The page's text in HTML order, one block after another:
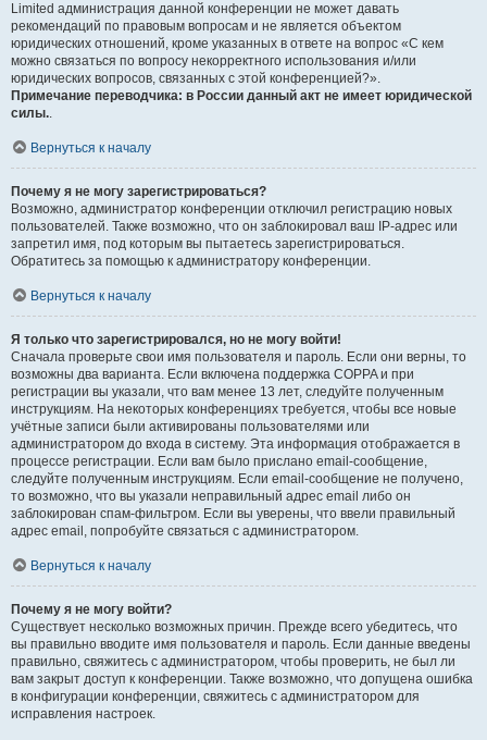
Limited администрация данной конференции не может давать
рекомендаций по правовым вопросам и не является объектом
юридических отношений, кроме указанных в ответе на вопрос «С кем
можно связаться по вопросу некорректного использования и/или
юридических вопросов, связанных с этой конференцией?».
Примечание переводчика: в России данный акт не имеет юридической
силы..
Вернуться к началу
Почему я не могу зарегистрироваться?
Возможно, администратор конференции отключил регистрацию новых
пользователей. Также возможно, что он заблокировал ваш IP-адрес или
запретил имя, под которым вы пытаетесь зарегистрироваться.
Обратитесь за помощью к администратору конференции.
Вернуться к началу
Я только что зарегистрировался, но не могу войти!
Сначала проверьте свои имя пользователя и пароль. Если они верны, то
возможны два варианта. Если включена поддержка COPPA и при
регистрации вы указали, что вам менее 13 лет, следуйте полученным
инструкциям. На некоторых конференциях требуется, чтобы все новые
учётные записи были активированы пользователями или
администратором до входа в систему. Эта информация отображается в
процессе регистрации. Если вам было прислано email-сообщение,
следуйте полученным инструкциям. Если email-сообщение не получено,
то возможно, что вы указали неправильный адрес email либо он
заблокирован спам-фильтром. Если вы уверены, что ввели правильный
адрес email, попробуйте связаться с администратором.
Вернуться к началу
Почему я не могу войти?
Существует несколько возможных причин. Прежде всего убедитесь, что
вы правильно вводите имя пользователя и пароль. Если данные введены
правильно, свяжитесь с администратором, чтобы проверить, не был ли
вам закрыт доступ к конференции. Также возможно, что допущена ошибка
в конфигурации конференции, свяжитесь с администратором для
исправления настроек.